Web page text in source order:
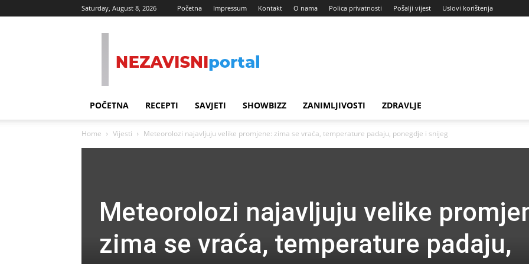
Saturday, August 8, 2026 Početna Impressum Kontakt O nama Polica privatnosti Pošalji vijest Uslovi korištenja
POČETNA RECEPTI SAVJETI SHOWBIZZ ZANIMLJIVOSTI ZDRAVLJE
Home Vijesti Meteorolozi najavljuju velike promjene: zima se vraća, temperature padaju, ponegdje i snijeg
Meteorolozi najavljuju velike
zima se vraća, temperature padaju,